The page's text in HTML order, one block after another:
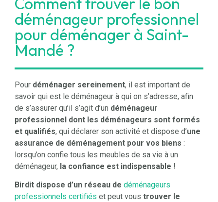
déménageur professionnel
pour déménager à Saint-
Mandé ?
Pour déménager sereinement, il est important de
savoir qui est le déménageur à qui on s’adresse, afin
de s’assurer qu’il s’agit d’un déménageur
professionnel dont les déménageurs sont formés
et qualifiés, qui déclarer son activité et dispose d’une
assurance de déménagement pour vos biens :
lorsqu’on confie tous les meubles de sa vie à un
déménageur, la confiance est indispensable !
Birdit dispose d’un réseau de déménageurs
professionnels certifiés et peut vous trouver le